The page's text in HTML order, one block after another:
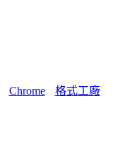
Chrome 格式工廠